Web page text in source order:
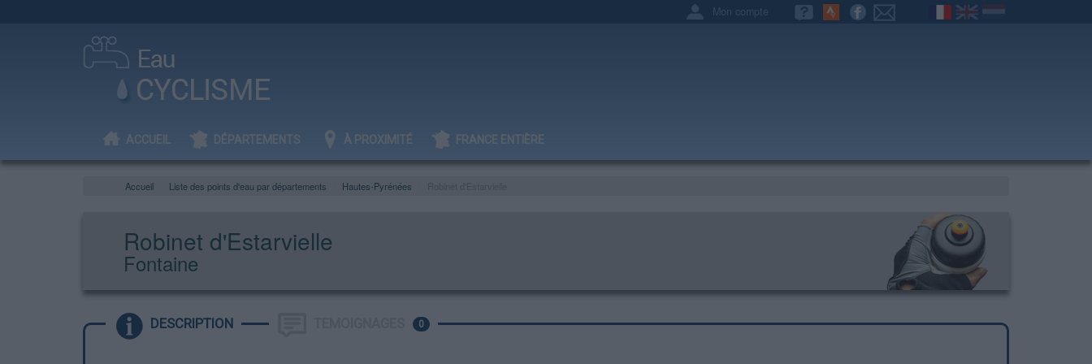
Mon compte
ACCUEIL DÉPARTEMENTS À PROXIMITÉ FRANCE ENTIÈRE
Accueil Liste des points d'eau par départements Hautes-Pyrénées
Robinet d'Estarvielle
Fontaine
DESCRIPTION 0